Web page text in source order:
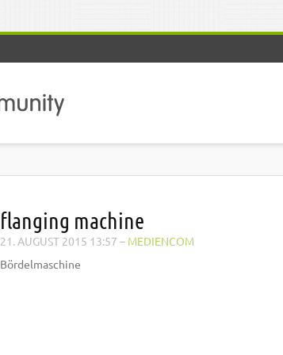
flanging machine
21. AUGUST 2015 13:57 – MEDIENCOM
Bördelmaschine